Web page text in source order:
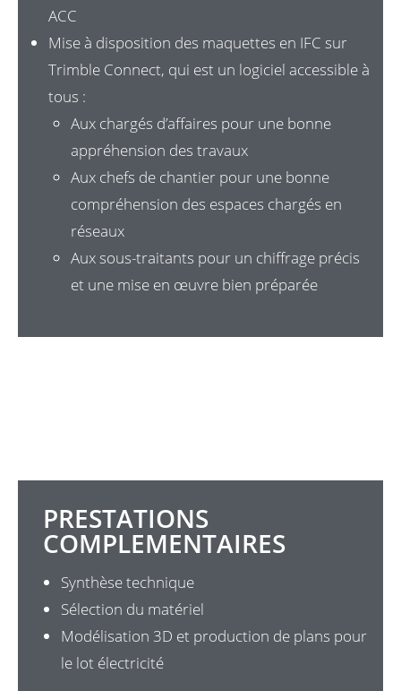
ACC
Mise à disposition des maquettes en IFC sur
Trimble Connect, qui est un logiciel accessible à
tous :
Aux chargés d’affaires pour une bonne
appréhension des travaux
Aux chefs de chantier pour une bonne
compréhension des espaces chargés en
réseaux
Aux sous-traitants pour un chiffrage précis
et une mise en œuvre bien préparée
PRESTATIONS
COMPLEMENTAIRES
Synthèse technique
Sélection du matériel
Modélisation 3D et production de plans pour
le lot électricité